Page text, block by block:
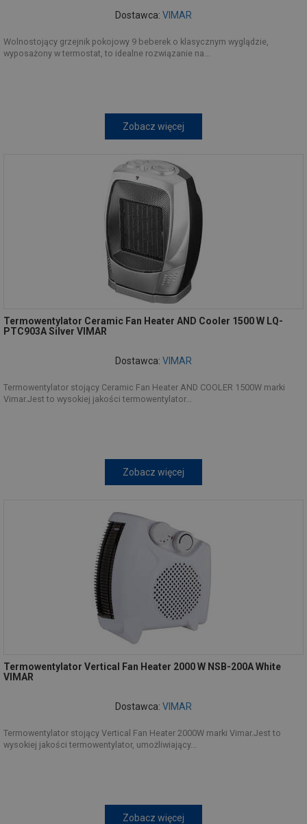
Dostawca: VIMAR
Wolnostojący grzejnik pokojowy 9 beberek o klasycznym wyglądzie,
wyposażony w termostat, to idealne rozwiązanie na...
Zobacz więcej
Termowentylator Ceramic Fan Heater AND Cooler 1500 W LQ-
PTC903A Silver VIMAR
Dostawca: VIMAR
Termowentylator stojący Ceramic Fan Heater AND COOLER 1500W marki
Vimar.Jest to wysokiej jakości termowentylator...
Zobacz więcej
Termowentylator Vertical Fan Heater 2000 W NSB-200A White
VIMAR
Dostawca: VIMAR
Termowentylator stojący Vertical Fan Heater 2000W marki Vimar.Jest to
wysokiej jakości termowentylator, umożliwiający...
Zobacz więcej